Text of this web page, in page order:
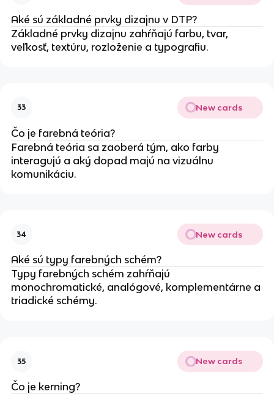
Aké sú základné prvky dizajnu v DTP?
Základné prvky dizajnu zahŕňajú farbu, tvar,
veľkosť, textúru, rozloženie a typografiu.
33 New cards
Čo je farebná teória?
Farebná teória sa zaoberá tým, ako farby
interagujú a aký dopad majú na vizuálnu
komunikáciu.
34 New cards
Aké sú typy farebných schém?
Typy farebných schém zahŕňajú
monochromatické, analógové, komplementárne a
triadické schémy.
35 New cards
Čo je kerning?